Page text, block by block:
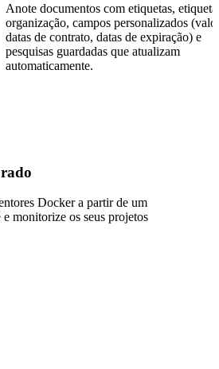
Anote documentos com etiquetas,
organização, campos personalizados
datas de contrato, datas de expiração) e
pesquisas guardadas que atualizam
automaticamente.
Docker a partir de um
monitorize os seus projetos